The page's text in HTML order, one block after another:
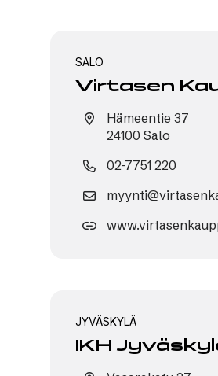
SALO
Virtasen
Hämeentie 37
24100 Salo
02-7751 220
JYVÄSKYLÄ
IKH